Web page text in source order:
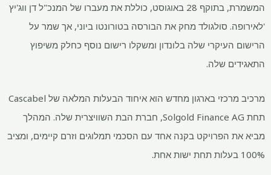
המשמרת, בתוקף 28 באוגוסט, כוללת את מעברו של המנכ"ל דן ווג'יץ
'לאירופה. סולגולד מחק את הבורסה בטורונטו ביוני, אך שמר על
הרישום העיקרי שלה בלונדון ומשקלו רישום נוסף כחלק משיפוץ
התאגידים שלה.
מרכיב מרכזי בארגון מחדש הוא איחוד הבעלות המלאה של Cascabel
תחת Solgold Finance AG, חברת הבת השוויצרית שלה. המהלך
מביא את הפרויקט בקנה אחד עם הסכמי תמלוגים וזרם קיימים, ומציב
100% בעלות תחת ישות אחת.